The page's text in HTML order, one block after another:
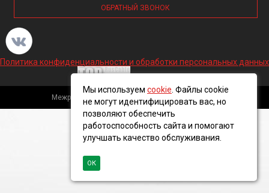
ОБРАТНЫЙ ЗВОНОК
Политика конфиденциальности и обработки персональных данных
Межрегиональная кабельная компания, 2016 ©
Мы используем cookie . Файлы cookie
не могут идентифицировать вас, но
позволяют обеспечить
работоспособность сайта и помогают
улучшать качество обслуживания.
ОК